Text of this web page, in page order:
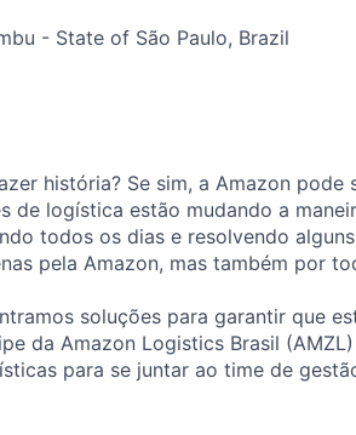
- State of São Paulo, Brazil
história? Se sim, a Amazon pode
de logística estão mudando a
todos os dias e resolvendo
pela Amazon, mas também por
soluções para garantir que
da Amazon Logistics Brasil
para se juntar ao time de